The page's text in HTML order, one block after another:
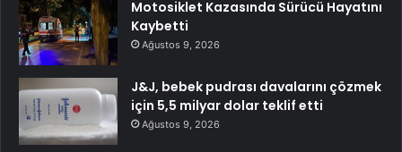
Motosiklet Kazasında Sürücü Hayatını
Kaybetti
Ağustos 9, 2026
J&J, bebek pudrası davalarını çözmek
için 5,5 milyar dolar teklif etti
Ağustos 9, 2026